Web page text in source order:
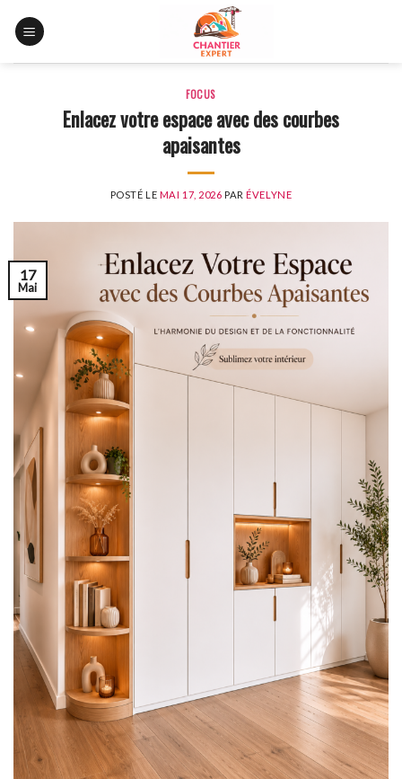
FOCUS
Enlacez votre espace avec des courbes
apaisantes
POSTÉ LE MAI 17, 2026 PARÉVELYNE
17
Mai